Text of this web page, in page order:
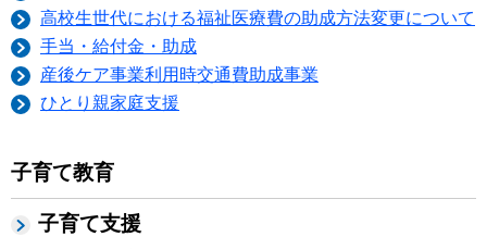
子育て教育
子育て支援
高校生世代における福祉医療費の助成方法変更について
手当・給付金・助成
産後ケア事業利用時交通費助成事業
ひとり親家庭支援